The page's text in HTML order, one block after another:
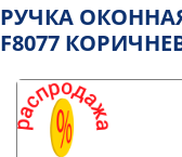
РУЧКА ОКОННАЯ
F8077